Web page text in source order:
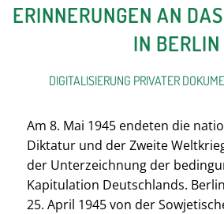
ERINNERUNGEN AN
IN BERLIN
DIGITALISIERUNG PRIVATER
Am 8. Mai 1945 endeten die
Diktatur und der Zweite
der Unterzeichnung der
Kapitulation Deutschlands.
25. April 1945 von der